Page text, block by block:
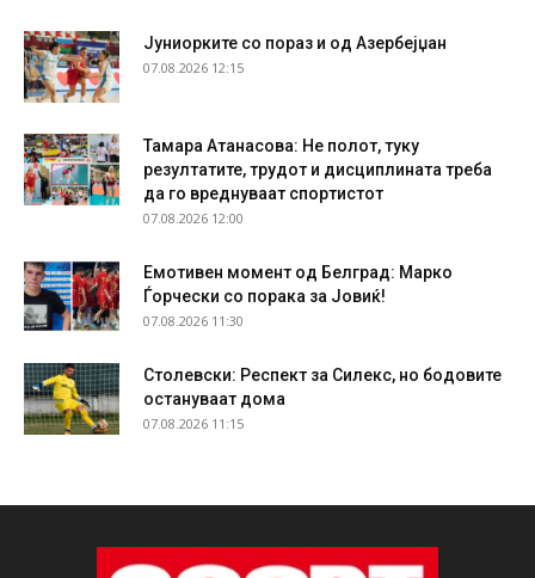
Јуниорките со пораз и од Азербејџан
07.08.2026 12:15
Тамара Атанасова: Не полот, туку
резултатите, трудот и дисциплината треба
да го вреднуваат спортистот
07.08.2026 12:00
Емотивен момент од Белград: Марко
Ѓорчески со порака за Јовиќ!
07.08.2026 11:30
Столевски: Респект за Силекс, но бодовите
остануваат дома
07.08.2026 11:15